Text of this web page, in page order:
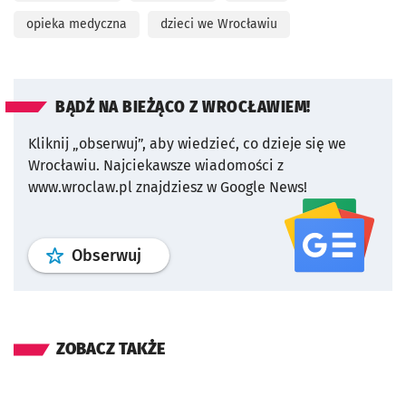
opieka medyczna dzieci we Wrocławiu
BĄDŹ NA BIEŻĄCO Z WROCŁAWIEM!
Kliknij „obserwuj”, aby wiedzieć, co dzieje się we
Wrocławiu. Najciekawsze wiadomości z
www.wroclaw.pl znajdziesz w Google News!
Obserwuj profil serwisu
ZOBACZ TAKŻE